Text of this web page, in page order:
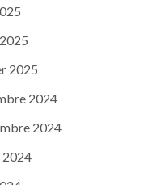
2025
2024
2024